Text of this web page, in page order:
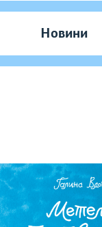
Новини